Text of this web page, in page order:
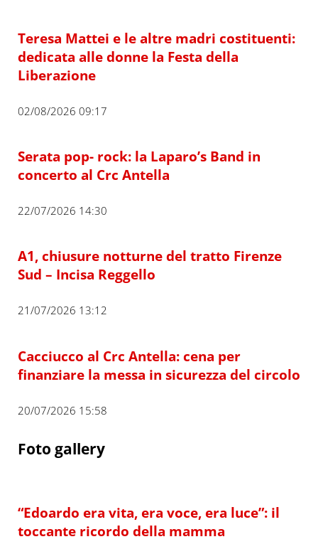
Teresa Mattei e le altre madri costituenti:
dedicata alle donne la Festa della
Liberazione
02/08/2026 09:17
Serata pop- rock: la Laparo’s Band in
concerto al Crc Antella
22/07/2026 14:30
A1, chiusure notturne del tratto Firenze
Sud – Incisa Reggello
21/07/2026 13:12
Cacciucco al Crc Antella: cena per
finanziare la messa in sicurezza del circolo
20/07/2026 15:58
Foto gallery
“Edoardo era vita, era voce, era luce”: il
toccante ricordo della mamma